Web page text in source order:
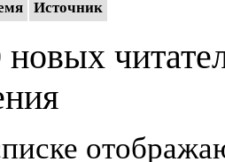
Источник
новых